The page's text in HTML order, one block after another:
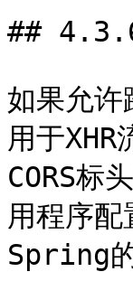
##
如果允许
用于
CORS标
用程序
Spring